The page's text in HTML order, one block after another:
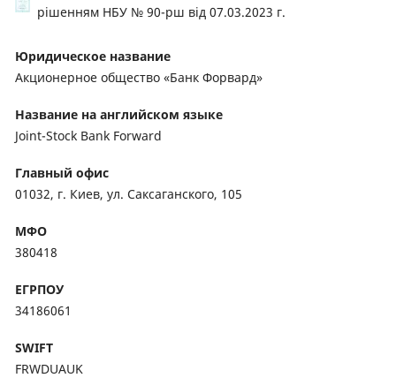
рішенням НБУ № 90-рш від 07.03.2023 г.
Юридическое название
Акционерное общество «Банк Форвард»
Название на английском языке
Joint-Stock Bank Forward
Главный офис
01032, г. Киев, ул. Саксаганского, 105
МФО
380418
ЕГРПОУ
34186061
SWIFT
FRWDUAUK